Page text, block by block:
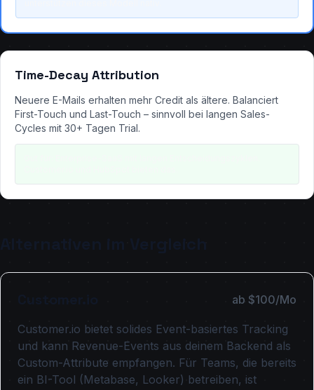
Time-Decay Attribution
Neuere E-Mails erhalten mehr Credit als ältere. Balanciert
First-Touch und Last-Touch – sinnvoll bei langen Sales-
Cycles mit 30+ Tagen Trial.
ab $100/Mo
Customer.io bietet solides Event-basiertes Tracking
und kann Revenue-Events aus deinem Backend als
Custom-Attribute empfangen. Für Teams, die bereits
ein BI-Tool (Metabase, Looker) betreiben, ist